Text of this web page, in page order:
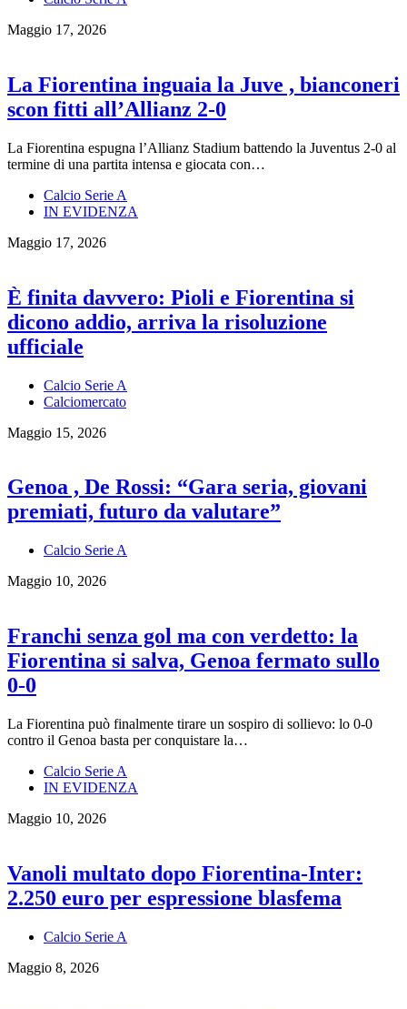
Maggio 17, 2026
La Fiorentina inguaia la Juve , bianconeri
scon fitti all’Allianz 2-0
La Fiorentina espugna l’Allianz Stadium battendo la Juventus 2-0 al
termine di una partita intensa e giocata con…
Calcio Serie A
IN EVIDENZA
Maggio 17, 2026
È finita davvero: Pioli e Fiorentina si
dicono addio, arriva la risoluzione
ufficiale
Calcio Serie A
Calciomercato
Maggio 15, 2026
Genoa , De Rossi: “Gara seria, giovani
premiati, futuro da valutare”
Calcio Serie A
Maggio 10, 2026
Franchi senza gol ma con verdetto: la
Fiorentina si salva, Genoa fermato sullo
0-0
La Fiorentina può finalmente tirare un sospiro di sollievo: lo 0-0
contro il Genoa basta per conquistare la…
Calcio Serie A
IN EVIDENZA
Maggio 10, 2026
Vanoli multato dopo Fiorentina-Inter:
2.250 euro per espressione blasfema
Calcio Serie A
Maggio 8, 2026